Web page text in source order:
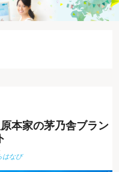
本家の茅乃舎ブラン